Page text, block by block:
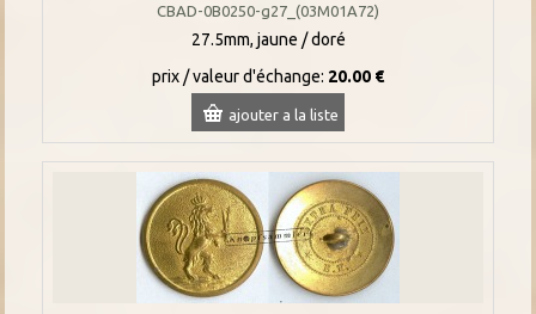
CBAD-0B0250-g27_(03M01A72)
27.5mm, jaune / doré
prix / valeur d'échange: 20.00 €
ajouter a la liste